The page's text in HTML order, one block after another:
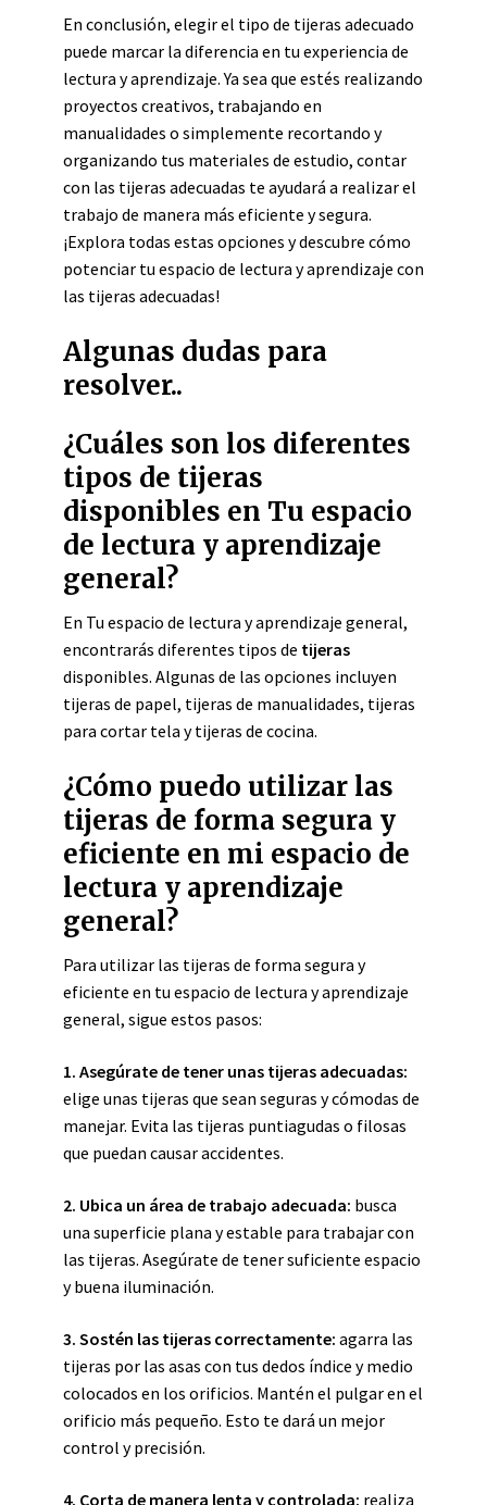
En conclusión, elegir el tipo de tijeras adecuado
puede marcar la diferencia en tu experiencia de
lectura y aprendizaje. Ya sea que estés realizando
proyectos creativos, trabajando en
manualidades o simplemente recortando y
organizando tus materiales de estudio, contar
con las tijeras adecuadas te ayudará a realizar el
trabajo de manera más eficiente y segura.
¡Explora todas estas opciones y descubre cómo
potenciar tu espacio de lectura y aprendizaje con
las tijeras adecuadas!
Algunas dudas para
resolver..
¿Cuáles son los diferentes
tipos de tijeras
disponibles en Tu espacio
de lectura y aprendizaje
general?
En Tu espacio de lectura y aprendizaje general,
encontrarás diferentes tipos de tijeras
disponibles. Algunas de las opciones incluyen
tijeras de papel, tijeras de manualidades, tijeras
para cortar tela y tijeras de cocina.
¿Cómo puedo utilizar las
tijeras de forma segura y
eficiente en mi espacio de
lectura y aprendizaje
general?
Para utilizar las tijeras de forma segura y
eficiente en tu espacio de lectura y aprendizaje
general, sigue estos pasos:
1. Asegúrate de tener unas tijeras adecuadas:
elige unas tijeras que sean seguras y cómodas de
manejar. Evita las tijeras puntiagudas o filosas
que puedan causar accidentes.
2. Ubica un área de trabajo adecuada: busca
una superficie plana y estable para trabajar con
las tijeras. Asegúrate de tener suficiente espacio
y buena iluminación.
3. Sostén las tijeras correctamente: agarra las
tijeras por las asas con tus dedos índice y medio
colocados en los orificios. Mantén el pulgar en el
orificio más pequeño. Esto te dará un mejor
control y precisión.
4. Corta de manera lenta y controlada: realiza